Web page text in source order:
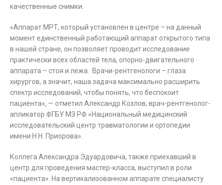
качественные снимки.
«Аппарат МРТ, который установлен в центре – на данный
момент единственный работающий аппарат открытого типа
в нашей стране, он позволяет проводит исследование
практически всех областей тела, опорно-двигательного
аппарата – стоя и лежа. Врачи-рентгенологи – глаза
хирургов, а значит, наша задача максимально расширить
спектр исследований, чтобы понять, что беспокоит
пациента», — отметил Александр Козлов, врач-рентгенолог-
апликатор ФГБУ МЗ РФ «Национальный медицинский
исследовательский центр травматологии и ортопедии
имени Н.Н. Приорова».
Коллега Александра Эдуардовича, также приехавший в
центр для проведения мастер-класса, выступил в роли
«пациента». На вертикализованном аппарате специалисту